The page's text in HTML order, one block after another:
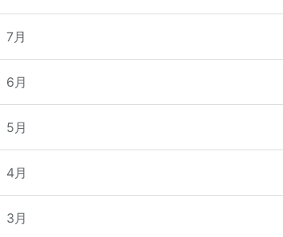
7月
6月
5月
4月
3月